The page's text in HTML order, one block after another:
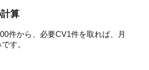
算
件から、必要CV1件を取れば、月
す。